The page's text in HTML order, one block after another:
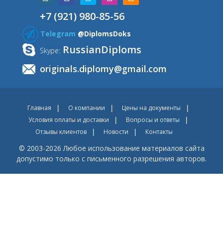
+7 (921) 980-85-56
Telegram @DiplomsDoks
Skype: RussianDiploms
originals.diplomy@gmail.com
Главная О компании
Цены на документы
Условия оплаты и доставки
Вопросы и ответы
Отзывы клиентов
Новости Контакты
© 2003-2026 Любое использование материалов сайта
допустимо только с письменного разрешения авторов.